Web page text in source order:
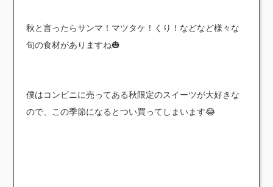
秋と言ったらサンマ！マツタケ！くり！などなど様々な
旬の食材がありますね🎃
僕はコンビニに売ってある秋限定のスイーツが大好きな
ので、この季節になるとつい買ってしまいます😂